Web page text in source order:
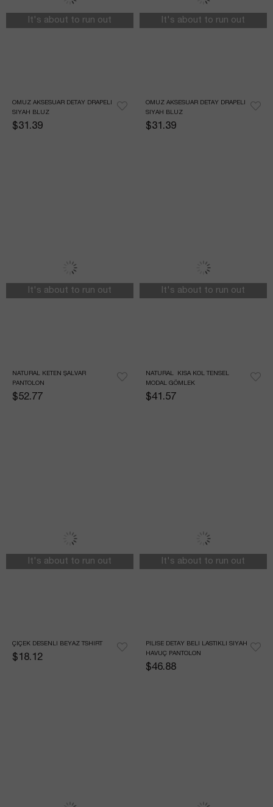
OMUZ AKSESUAR DETAY DRAPELI
SIYAH BLUZ
$31.39
It's about to run out
OMUZ AKSESUAR DETAY DRAPELI
SIYAH BLUZ
$31.39
It's about to run out
NATURAL KETEN ŞALVAR
PANTOLON
$52.77
It's about to run out
NATURAL  KISA KOL TENSEL
MODAL GÖMLEK
$41.57
It's about to run out
ÇIÇEK DESENLI BEYAZ TSHIRT
$18.12
It's about to run out
PILISE DETAY BELI LASTIKLI SIYAH
HAVUÇ PANTOLON
$46.88
It's about to run out